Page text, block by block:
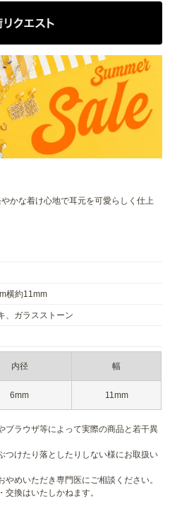
かな着け心地で耳元を可愛らしく仕上
横約11mm
、ガラスストーン
内径 幅
6mm 11mm
ブラウザ等によって実際の商品と若干異
つけたり落としたりしない様にお取扱い
やめいただき専門医にご相談ください。
交換はいたしかねます。